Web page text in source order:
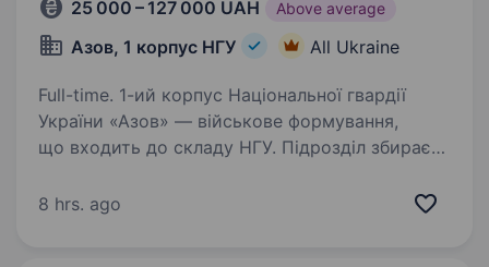
25 000 – 127 000 UAH Above average
Азов, 1 корпус НГУ All Ukraine
Full-time. 1-ий корпус Національної гвардії
України «Азов» — військове формування,
що входить до складу НГУ. Підрозділ збирає
бути прикладом та працювати разом
8 hrs. ago